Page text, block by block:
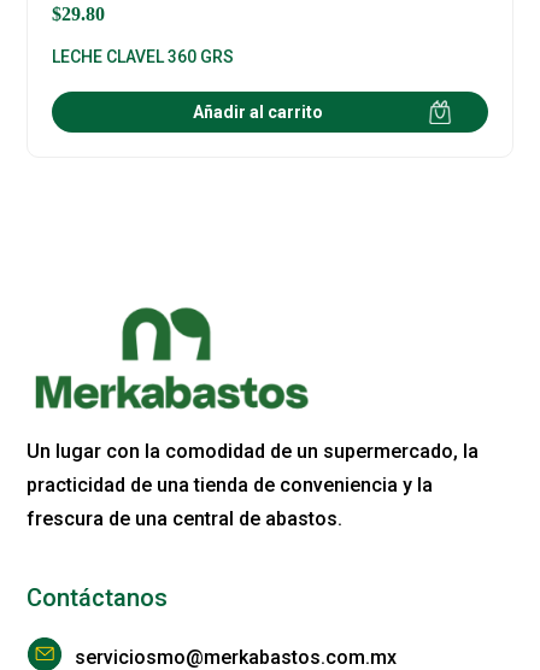
$29.80
LECHE CLAVEL 360 GRS
Añadir al carrito
Un lugar con la comodidad de un supermercado, la
practicidad de una tienda de conveniencia y la
frescura de una central de abastos.
Contáctanos
serviciosmo@merkabastos.com.mx